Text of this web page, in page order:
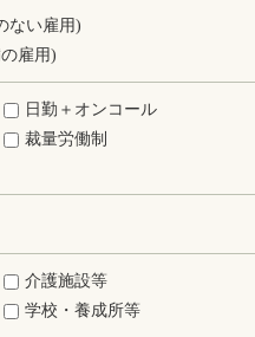
ない雇用)
雇用)
日勤＋オンコール
裁量労働制
介護施設等
学校・養成所等